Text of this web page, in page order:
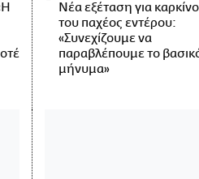
Νέα εξέταση για καρκίνο
του παχέος εντέρου:
«Συνεχίζουμε να
παραβλέπουμε το
μήνυμα»